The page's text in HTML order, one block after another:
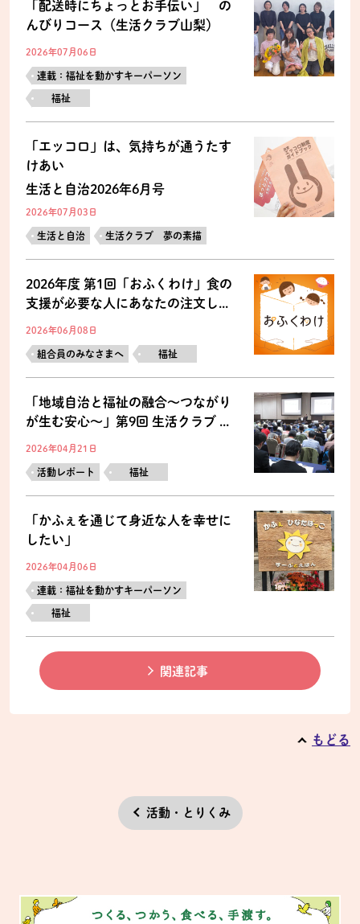
「配送時にちょっとお手伝い」 の
んびりコース（生活クラブ山梨）
2026年07月06日
連載：福祉を動かすキーパーソン
福祉
「エッコロ」は、気持ちが通うたす
けあい
生活と自治2026年6月号
2026年07月03日
生活と自治 生活クラブ 夢の素描
2026年度 第1回「おふくわけ」食の
支援が必要な人にあなたの注文し...
2026年06月08日
組合員のみなさまへ 福祉
「地域自治と福祉の融合～つながり
が生む安心～」第9回 生活クラブ ...
2026年04月21日
活動レポート 福祉
「かふぇを通じて身近な人を幸せに
したい」
2026年04月06日
連載：福祉を動かすキーパーソン
福祉
関連記事
もどる
活動・とりくみ